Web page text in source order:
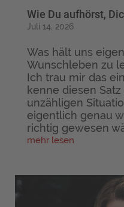
Wie Du aufhörst,
Juli 14, 2026
Was hält uns
Wunschleben zu
Ich trau mir das
kenne diesen
unzähligen
eigentlich genau
richtig gewesen
mehr lesen